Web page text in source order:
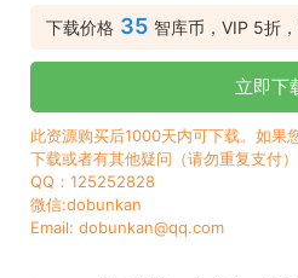
下载价格 35 智库币，VIP 5折
立即下
此资源购买后1000天内可下载。如果
下载或者有其他疑问（请勿重复支付
QQ：125252828
微信:dobunkan
Email: dobunkan@qq.com